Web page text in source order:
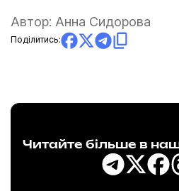
Автор: Анна Сидорова
Поділитись:
Читайте більше в